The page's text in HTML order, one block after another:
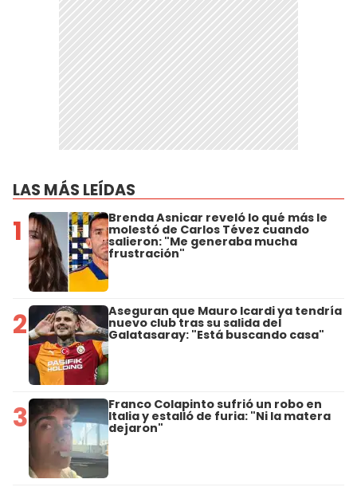
LAS MÁS LEÍDAS
1 Brenda Asnicar reveló lo qué más le
molestó de Carlos Tévez cuando
salieron: "Me generaba mucha
frustración"
2 Aseguran que Mauro Icardi ya tendría
nuevo club tras su salida del
Galatasaray: "Está buscando casa"
3 Franco Colapinto sufrió un robo en
Italia y estalló de furia: "Ni la matera
dejaron"